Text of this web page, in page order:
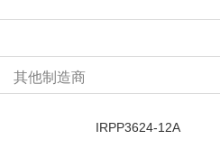
其他制造商
IRPP3624-12A